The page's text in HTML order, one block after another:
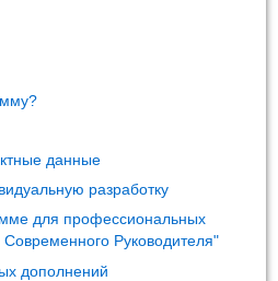
данные
разработку
для профессиональных
Руководителя"
дополнений